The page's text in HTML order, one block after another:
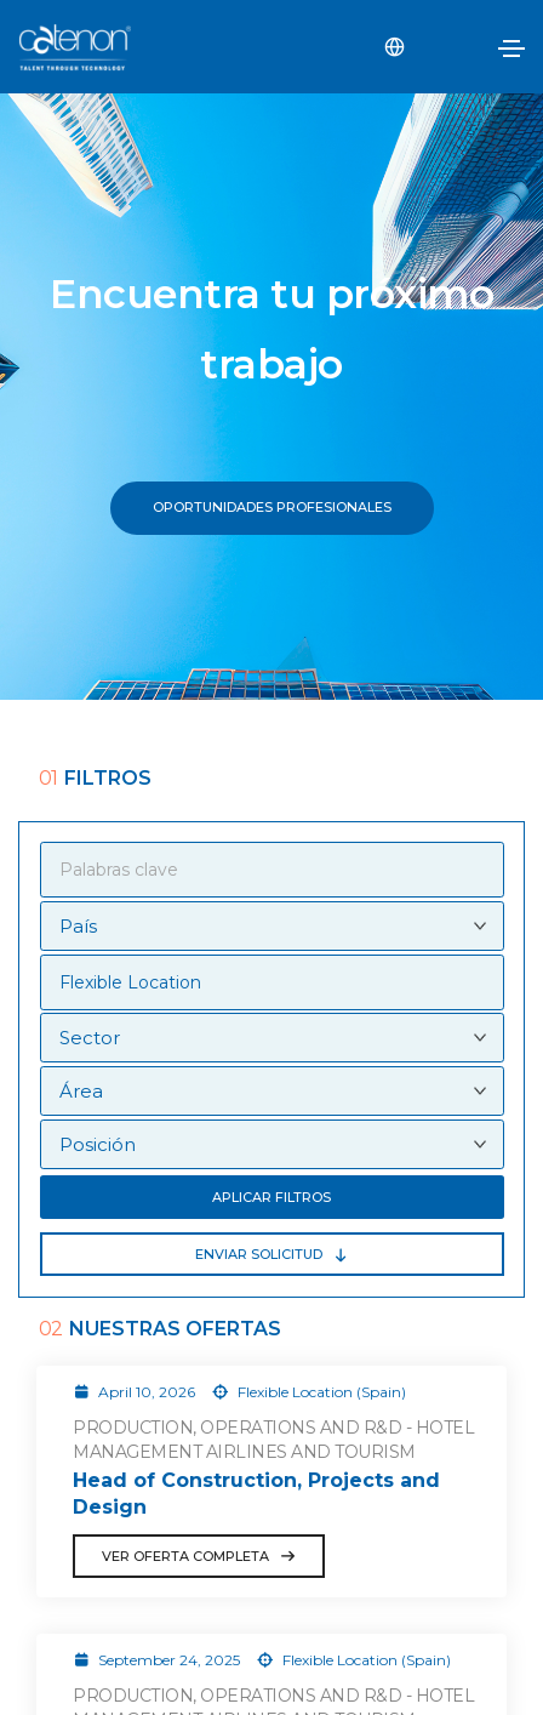
Encuentra tu próximo
trabajo
OPORTUNIDADES PROFESIONALES
01 FILTROS
APLICAR FILTROS
ENVIAR SOLICITUD
02 NUESTRAS OFERTAS
April 10, 2026 Flexible Location (Spain)
PRODUCTION, OPERATIONS AND R&D - HOTEL
MANAGEMENT AIRLINES AND TOURISM
Head of Construction, Projects and
Design
VER OFERTA COMPLETA
September 24, 2025 Flexible Location (Spain)
PRODUCTION, OPERATIONS AND R&D - HOTEL